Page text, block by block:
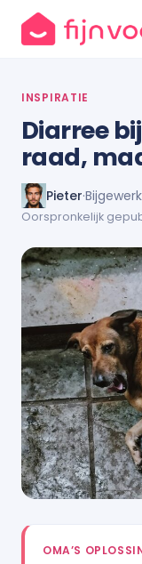
INSPIRATIE
Diarree
raad,
Pieter·
Oorspronkelijk
OMA’S